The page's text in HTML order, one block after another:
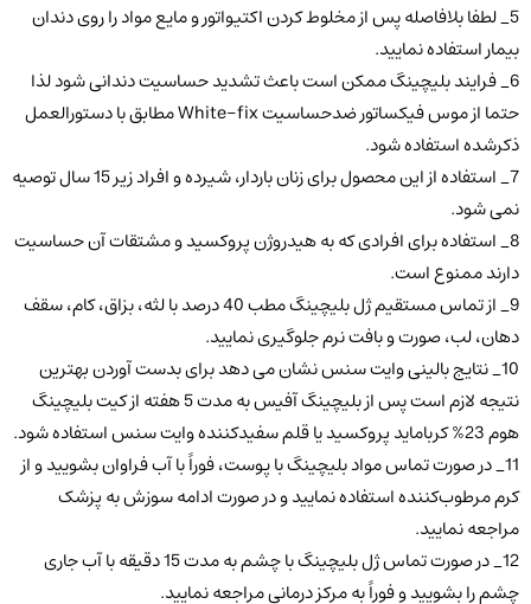
5_ لطفا بلافاصله پس از مخلوط کردن اکتیواتور و مایع مواد را روی دندان
بیمار استفاده نمایید.
6_ فرایند بلیچینگ ممکن است باعث تشدید حساسیت دندانی شود لذا
حتما از موس فیکساتور ضدحساسیت White-fix مطابق با دستورالعمل
ذکرشده استفاده شود.
7_ استفاده از این محصول برای زنان باردار، شیرده و افراد زیر 15 سال توصیه
نمی شود.
8_ استفاده برای افرادی که به هیدروژن پروکسید و مشتقات آن حساسیت
دارند ممنوع است.
9_ از تماس مستقیم ژل بلیچینگ مطب 40 درصد با لثه، بزاق، کام، سقف
دهان، لب، صورت و بافت نرم جلوگیری نمایید.
10_ نتایج بالینی وایت سنس نشان می دهد برای بدست آوردن بهترین
نتیجه لازم است پس از بلیچینگ آفیس به مدت 5 هفته از کیت بلیچینگ
هوم 23% کرباماید پروکسید یا قلم سفیدکننده وایت سنس استفاده شود.
11_ در صورت تماس مواد بلیچینگ با پوست، فوراً با آب فراوان بشویید و از
کرم مرطوب‌کننده استفاده نمایید و در صورت ادامه سوزش به پزشک
مراجعه نمایید.
12_ در صورت تماس ژل بلیچینگ با چشم به مدت 15 دقیقه با آب جاری
چشم را بشویید و فوراً به مرکز درمانی مراجعه نمایید.